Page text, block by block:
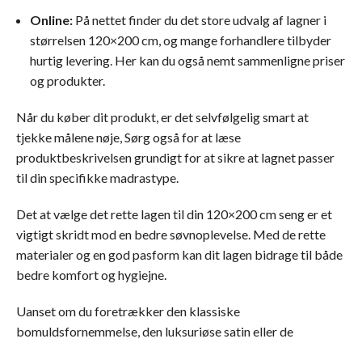
Online: På nettet finder du det store udvalg af lagner i
størrelsen 120×200 cm, og mange forhandlere tilbyder
hurtig levering. Her kan du også nemt sammenligne priser
og produkter.
Når du køber dit produkt, er det selvfølgelig smart at
tjekke målene nøje, Sørg også for at læse
produktbeskrivelsen grundigt for at sikre at lagnet passer
til din specifikke madrastype.
Det at vælge det rette lagen til din 120×200 cm seng er et
vigtigt skridt mod en bedre søvnoplevelse. Med de rette
materialer og en god pasform kan dit lagen bidrage til både
bedre komfort og hygiejne.
Uanset om du foretrækker den klassiske
bomuldsfornemmelse, den luksuriøse satin eller de